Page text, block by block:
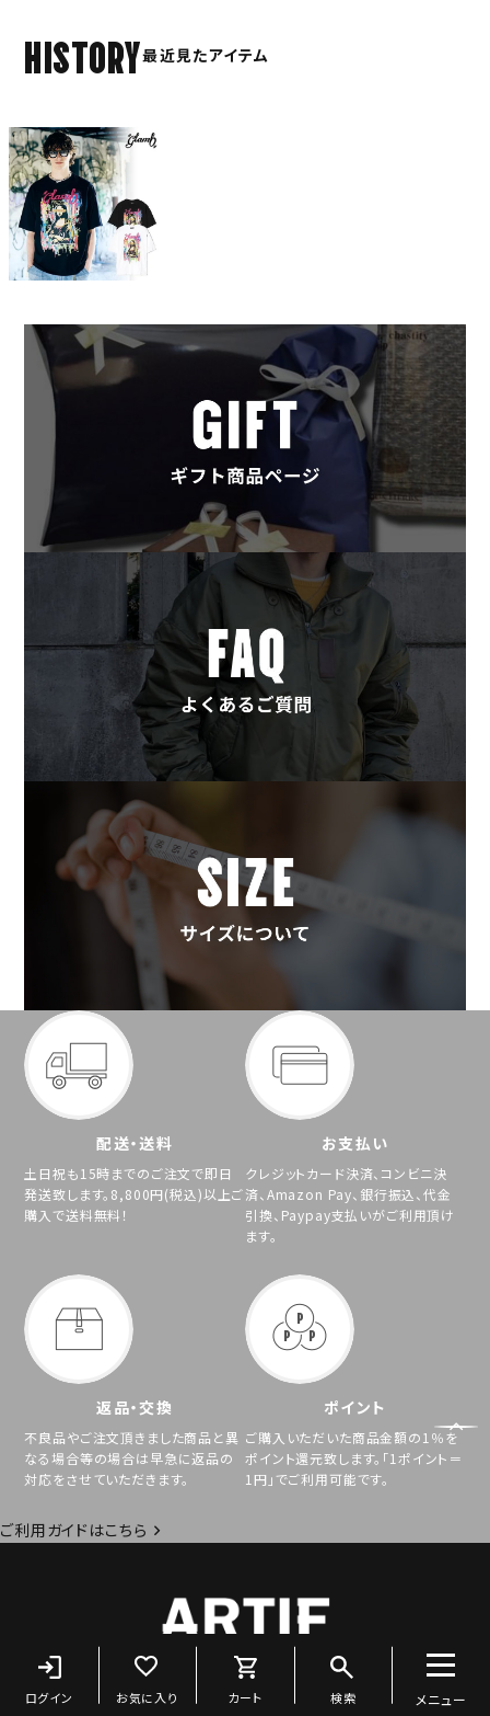
HISTORY最近見たアイテム
配送・送料
土日祝も15時までのご注文で即日
発送致します。8,800円(税込)以上ご
購入で送料無料！
お支払い
クレジットカード決済、コンビニ決
済、Amazon Pay、銀行振込、代金
引換、Paypay支払いがご利用頂け
ます。
返品・交換
不良品やご注文頂きました商品と異
なる場合等の場合は早急に返品の
対応をさせていただきます。
ポイント
ご購入いただいた商品金額の1％を
ポイント還元致します。「1ポイント＝
1円」でご利用可能です。
ご利用ガイドはこちら